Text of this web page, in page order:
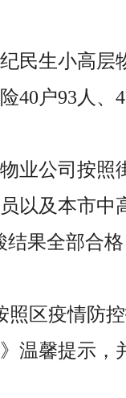
民生小高
40户93人
业公司按
以及本市
结果全部合
照区疫情防
温馨提示